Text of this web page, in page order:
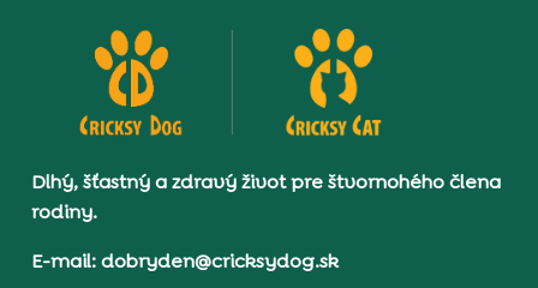
Dlhý, šťastný a zdravý život pre štvornohého člena
rodiny.
E-mail: dobryden@cricksydog.sk